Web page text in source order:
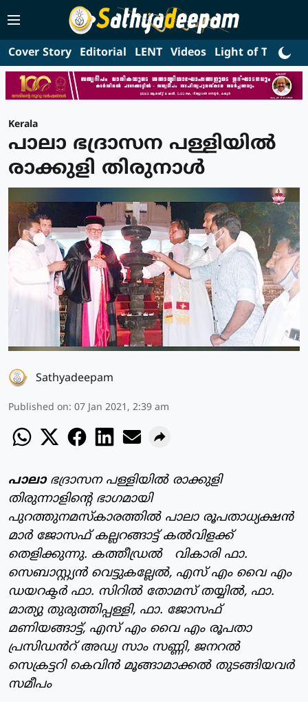
Cover Story Editorial LENT Videos Light of Truth
Kerala
പാലാ ഭദ്രാസന പള്ളിയിൽ
രാക്കുളി തിരുനാള്‍
Sathyadeepam
Published on: 07 Jan 2021, 2:39 am
പാലാഭദ്രാസന പള്ളിയിൽ രാക്കുളി
തിരുന്നാളിന്റെ ഭാഗമായി
പുറത്തുനമസ്കാരത്തിൽ പാലാ രൂപതാധ്യക്ഷൻ
മാർ ജോസഫ് കല്ലറങ്ങാട്ട് കൽവിളക്ക്
തെളിക്കുന്നു. കത്തീഡ്രൽ വികാരി ഫാ.
സെബാസ്റ്റ്യൻ വെട്ടുകല്ലേൽ, എസ് എം വൈ എം
ഡയറക്ടർ ഫാ. സിറിൽ തോമസ് തയ്യിൽ, ഫാ.
മാത്യു തുരുത്തിപ്പള്ളി, ഫാ. ജോസഫ്
മണിയങ്ങാട്ട്, എസ് എം വൈ എം രൂപതാ
പ്രസിഡൻറ് അഡ്വ സാം സണ്ണി, ജനറൽ
സെക്രട്ടറി കെവിൻ മൂങ്ങാമാക്കൽ തുടങ്ങിയവർ
സമീപം